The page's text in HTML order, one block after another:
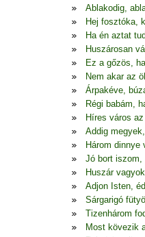
Ablakodig,
Hej fosztóka,
Ha én aztat
Huszárosan
Ez a gőzös,
Nem akar az
Árpakéve,
Régi babám,
Híres város
Addig
Három dinnye
Jó bort iszom,
Huszár
Adjon Isten,
Sárgarigó
Tizenhárom
Most kövezik